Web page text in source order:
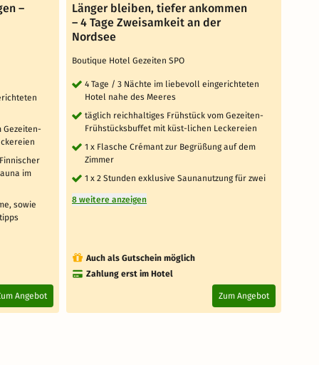
–
Gezeiten-
im
sowie
Angebot
Länger bleiben, tiefer ankommen
– 4 Tage Zweisamkeit an der
Nordsee
Boutique Hotel Gezeiten SPO
4 Tage / 3 Nächte im liebevoll eingerichteten
Hotel nahe des Meeres
täglich reichhaltiges Frühstück vom Gezeiten-
Frühstücksbuffet mit küst-lichen Leckereien
1 x Flasche Crémant zur Begrüßung auf dem
Zimmer
1 x 2 Stunden exklusive Saunanutzung für zwei
8 weitere anzeigen
Auch als Gutschein möglich
Zahlung erst im Hotel
Zum Angebot